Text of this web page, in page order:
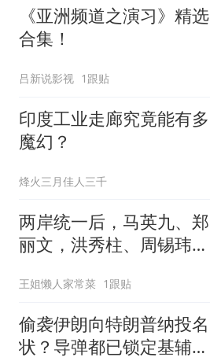
《亚洲频道之演习》精选
合集！
吕新说影视 1跟贴
印度工业走廊究竟能有多
魔幻？
烽火三月佳人三千
两岸统一后，马英九、郑
丽文，洪秀柱、周锡玮谁
王姐懒人家常菜 1跟贴
偷袭伊朗向特朗普纳投名
状？导弹都已锁定基辅才